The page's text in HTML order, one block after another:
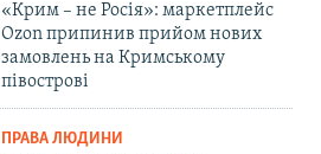
«Крим – не Росія»: маркетплейс
Ozon припинив прийом нових
замовлень на Кримському
півострові
ПРАВА ЛЮДИНИ